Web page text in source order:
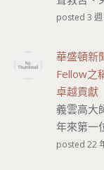
posted 3
華盛頓新
Fellow之
卓越貢獻
義雲高大
年來第一
posted 22